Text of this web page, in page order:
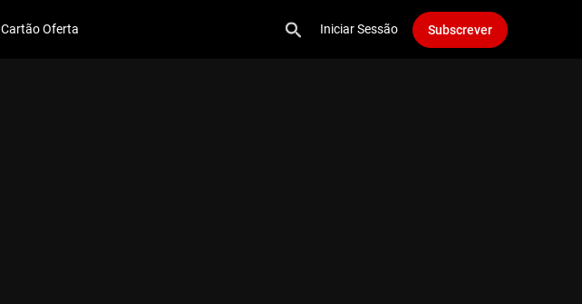
Cartão Oferta Iniciar Sessão Subscrever